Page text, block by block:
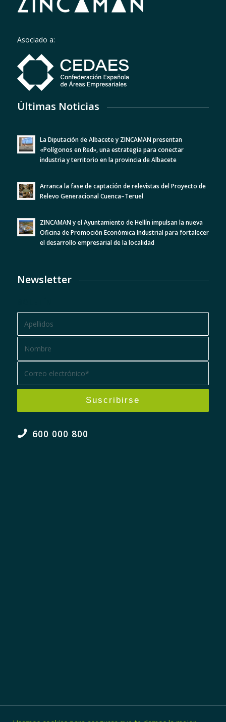
Asociado a:
Últimas Noticias
La Diputación de Albacete y ZINCAMAN presentan
«Polígonos en Red», una estrategia para conectar
industria y territorio en la provincia de Albacete
Arranca la fase de captación de relevistas del Proyecto de
Relevo Generacional Cuenca–Teruel
ZINCAMAN y el Ayuntamiento de Hellín impulsan la nueva
Oficina de Promoción Económica Industrial para fortalecer
el desarrollo empresarial de la localidad
Newsletter
600 000 800